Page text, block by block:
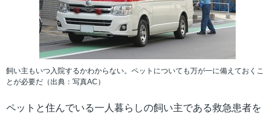
飼い主もいつ入院するかわからない。ペットについても万が一に備えておくこ
とが必要だ（出典：写真AC）
ペットと住んでいる一人暮らしの飼い主である救急患者を